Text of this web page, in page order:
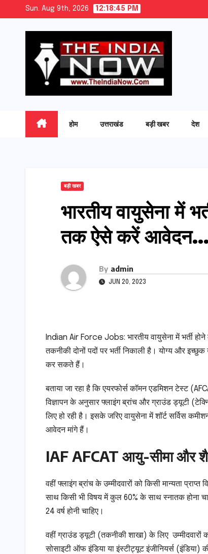
Sun. Aug 9th, 2026 12:18:46 PM
होम उत्तराखंड बड़ी खबर देश
बड़ी खबर
भारतीय वायुसेना में
तक ऐसे करें आवेदन…
By admin
JUN 20, 2023
Indian Air Force Jobs: भारतीय वायुसेना में भर्ती
तकनीकी दोनों पदों पर भर्ती निकाली है। योग्य और
कर सकते हैं।
बताया जा रहा है कि एयरफोर्स कॉमन एडमिशन टेस्ट
विज्ञापन के अनुसार फ्लाइंग ब्रांच और ग्राउंड ड्यूटी
लिए हो रही है। इसके जरिए वायुसेना में शॉर्ट सर्विस
आवेदन मांगे हैं।
IAF AFCAT आयु-सीमा और
वहीं फ्लाइंग ब्रांच के उम्मीदवारों को किसी मान्यता
साथ किसी भी विषय में कुल 60% के साथ स्नातक होना
24 वर्ष होनी चाहिए।
वहीं ग्राउंड ड्यूटी (तकनीकी शाखा) के लिए उम्मीदवारों
सोसाइटी ऑफ इंडिया या इंस्टीट्यूट इंजीनियर्स (इंडिया)